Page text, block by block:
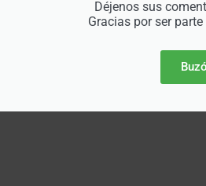
Déjenos sus
Gracias por ser